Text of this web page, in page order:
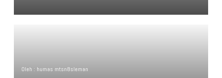
Oleh : humas mtsn8sleman